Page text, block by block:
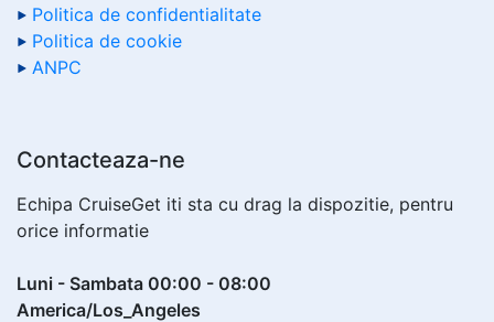
Politica de confidentialitate
Politica de cookie
ANPC
Contacteaza-ne
Echipa CruiseGet iti sta cu drag la dispozitie, pentru
orice informatie
Luni - Sambata 00:00 - 08:00
America/Los_Angeles